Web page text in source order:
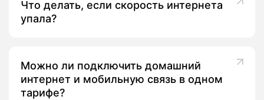
Что делать, если скорость интернета
упала?
Можно ли подключить домашний
интернет и мобильную связь в одном
тарифе?